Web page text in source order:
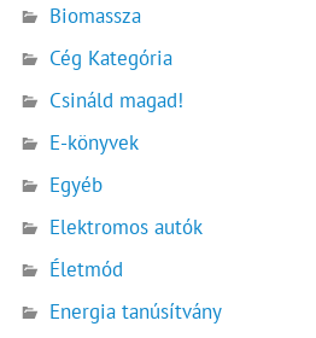
Biomassza
Cég Kategória
Csináld magad!
E-könyvek
Egyéb
Elektromos autók
Életmód
Energia tanúsítvány